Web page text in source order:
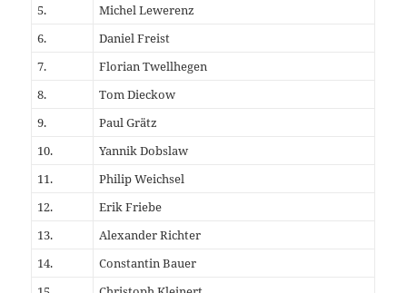
5.
Michel Lewerenz
6.
Daniel Freist
7.
Florian Twellhegen
8.
Tom Dieckow
9.
Paul Grätz
10.
Yannik Dobslaw
11.
Philip Weichsel
12.
Erik Friebe
13.
Alexander Richter
14.
Constantin Bauer